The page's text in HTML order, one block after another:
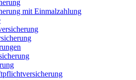
mit Einmalzahlung